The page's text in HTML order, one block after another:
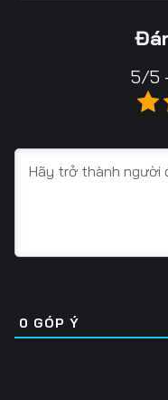
Tập 30
Tập 36
Tập 42
5/5
0 GÓP Ý